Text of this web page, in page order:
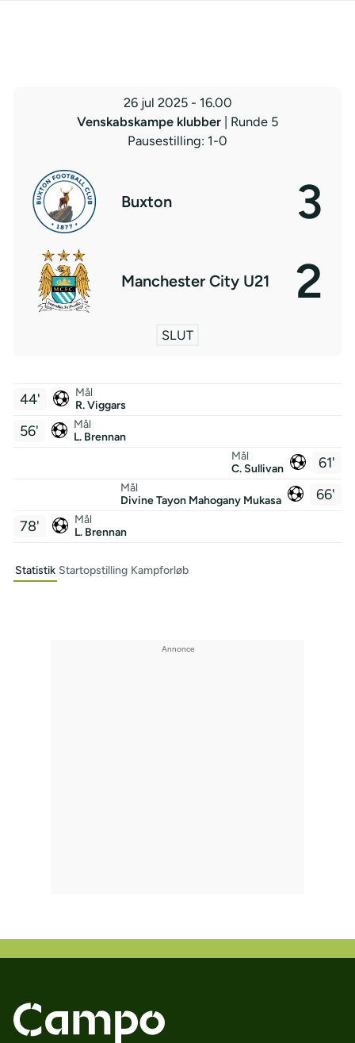
26 jul 2025 - 16.00
Venskabskampe klubber
| Runde 5
Pausestilling: 1-0
Buxton 3
Manchester City U21 2
SLUT
Mål
R. Viggars
44'
Mål
L. Brennan
56'
61'
Mål
C. Sullivan
66'
Mål
Divine Tayon Mahogany Mukasa
Mål
L. Brennan
78'
Statistik Startopstilling Kampforløb